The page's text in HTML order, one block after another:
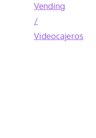
Vending
/
Videocajeros